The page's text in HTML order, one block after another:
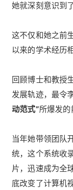
她就深刻意识到
这不仅和她之前
以来的学术经历
回顾博士和教授
发展轨迹，最令
动范式”所爆发的
当年她带领团队
统，这个系统收
片，迅速成为全
底改变了计算机